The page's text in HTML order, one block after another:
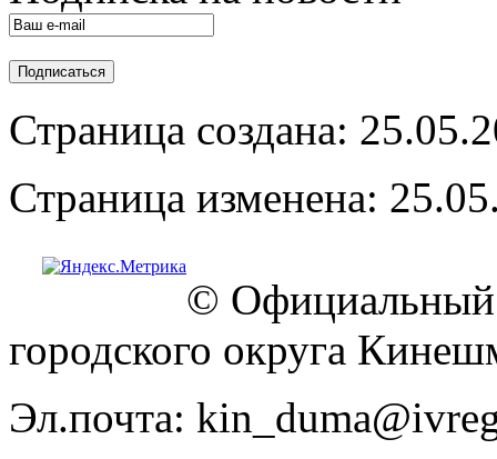
Страница создана:
Страница изменена:
© Официальный
городского округа
Эл.почта: